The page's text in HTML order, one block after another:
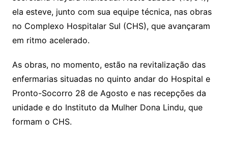
ela esteve, junto com sua equipe técnica, nas obras
no Complexo Hospitalar Sul (CHS), que avançaram
em ritmo acelerado.
As obras, no momento, estão na revitalização das
enfermarias situadas no quinto andar do Hospital e
Pronto-Socorro 28 de Agosto e nas recepções da
unidade e do Instituto da Mulher Dona Lindu, que
formam o CHS.